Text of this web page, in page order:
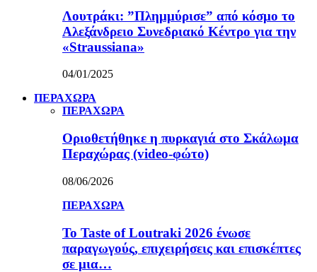
Λουτράκι: ”Πλημμύρισε” από κόσμο το
Αλεξάνδρειο Συνεδριακό Κέντρο για την
«Straussiana»
04/01/2025
ΠΕΡΑΧΩΡΑ
ΠΕΡΑΧΩΡΑ
Οριοθετήθηκε η πυρκαγιά στο Σκάλωμα
Περαχώρας (video-φώτο)
08/06/2026
ΠΕΡΑΧΩΡΑ
Το Taste of Loutraki 2026 ένωσε
παραγωγούς, επιχειρήσεις και επισκέπτες
σε μια…